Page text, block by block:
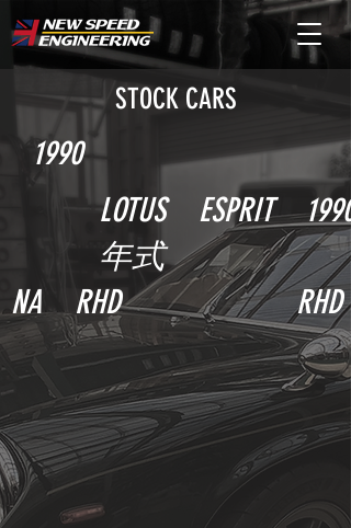
STOCK CARS
1990
LOTUS ESPRIT 1990
年式
NA RHD
RHD